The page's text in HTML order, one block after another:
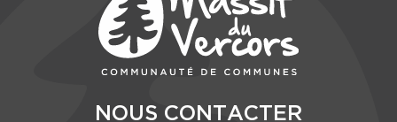
NOUS CONTACTER